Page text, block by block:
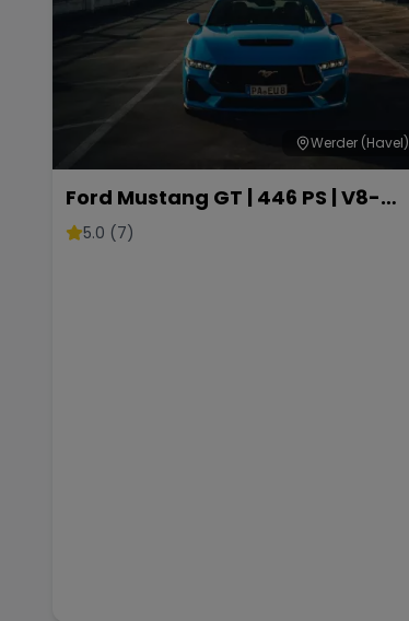
Werder (Havel)
Ford Mustang GT | 446 PS | V8-
Sound | American Muscle
5.0 (7)